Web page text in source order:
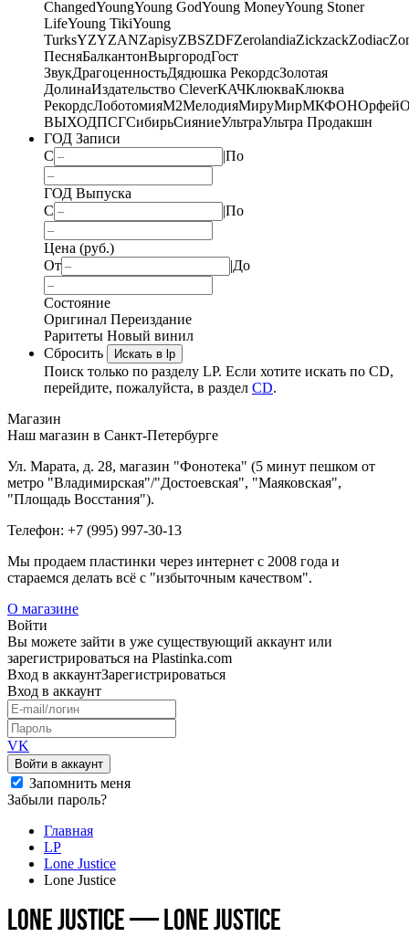
ChangedYoungYoung GodYoung MoneyYoung Stoner
LifeYoung TikiYoung
TurksYZYZANZapisyZBSZDFZerolandiaZickzackZodiac
ПесняБалкантонВыргородГост
ЗвукДрагоценностьДядюшка РекордсЗолотая
ДолинаИздательство CleverКАЧКлюкваКлюква
РекордсЛоботомияМ2МелодияМируМирМКФОНОрфей
ВЫХОДПСГСибирьСияниеУльтраУльтра Продакшн
ГОД Записи
С
|По
ГОД Выпуска
С
|По
Цена (руб.)
От
|До
Состояние
Оригинал Переиздание
Раритеты Новый винил
Сбросить
Искать в lp
Поиск только по разделу LP. Если хотите искать по CD,
перейдите, пожалуйста, в раздел CD.
Магазин
Наш магазин в Санкт-Петербурге
Ул. Марата, д. 28, магазин "Фонотека" (5 минут пешком от
метро "Владимирская"/"Достоевская", "Маяковская",
"Площадь Восстания").
Телефон: +7 (995) 997-30-13
Мы продаем пластинки через интернет c 2008 года и
стараемся делать всё с "избыточным качеством".
О магазине
Войти
Вы можете зайти в уже существующий аккаунт или
зарегистрироваться на Plastinka.com
Вход в аккаунтЗарегистрироваться
Вход в аккаунт
VK
Войти в аккаунт
Запомнить меня
Забыли пароль?
Главная
LP
Lone Justice
Lone Justice
Lone Justice — Lone Justice